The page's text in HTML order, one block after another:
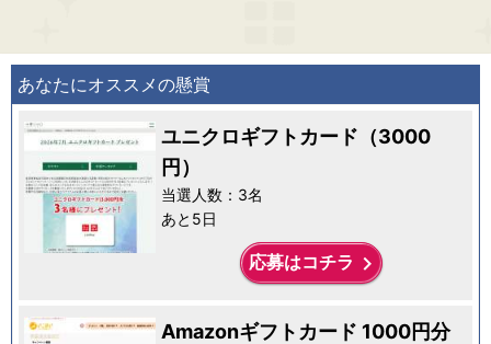
あなたにオススメの懸賞
ユニクロギフトカード（3000
円）
当選人数：3名
あと5日
応募はコチラ keyboard_arrow_right
Amazonギフトカード 1000円分